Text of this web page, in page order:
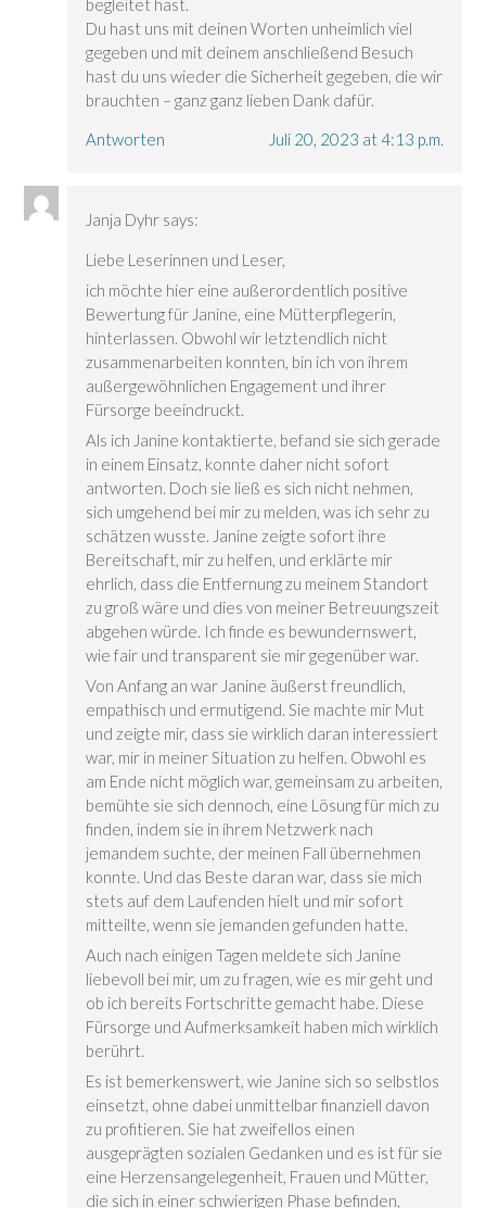
begleitet hast.
Du hast uns mit deinen Worten unheimlich viel
gegeben und mit deinem anschließend Besuch
hast du uns wieder die Sicherheit gegeben, die wir
brauchten – ganz ganz lieben Dank dafür.
Antworten
Juli 20, 2023 at 4:13 p.m.
Janja Dyhr says:
Liebe Leserinnen und Leser,
ich möchte hier eine außerordentlich positive
Bewertung für Janine, eine Mütterpflegerin,
hinterlassen. Obwohl wir letztendlich nicht
zusammenarbeiten konnten, bin ich von ihrem
außergewöhnlichen Engagement und ihrer
Fürsorge beeindruckt.
Als ich Janine kontaktierte, befand sie sich gerade
in einem Einsatz, konnte daher nicht sofort
antworten. Doch sie ließ es sich nicht nehmen,
sich umgehend bei mir zu melden, was ich sehr zu
schätzen wusste. Janine zeigte sofort ihre
Bereitschaft, mir zu helfen, und erklärte mir
ehrlich, dass die Entfernung zu meinem Standort
zu groß wäre und dies von meiner Betreuungszeit
abgehen würde. Ich finde es bewundernswert,
wie fair und transparent sie mir gegenüber war.
Von Anfang an war Janine äußerst freundlich,
empathisch und ermutigend. Sie machte mir Mut
und zeigte mir, dass sie wirklich daran interessiert
war, mir in meiner Situation zu helfen. Obwohl es
am Ende nicht möglich war, gemeinsam zu arbeiten,
bemühte sie sich dennoch, eine Lösung für mich zu
finden, indem sie in ihrem Netzwerk nach
jemandem suchte, der meinen Fall übernehmen
konnte. Und das Beste daran war, dass sie mich
stets auf dem Laufenden hielt und mir sofort
mitteilte, wenn sie jemanden gefunden hatte.
Auch nach einigen Tagen meldete sich Janine
liebevoll bei mir, um zu fragen, wie es mir geht und
ob ich bereits Fortschritte gemacht habe. Diese
Fürsorge und Aufmerksamkeit haben mich wirklich
berührt.
Es ist bemerkenswert, wie Janine sich so selbstlos
einsetzt, ohne dabei unmittelbar finanziell davon
zu profitieren. Sie hat zweifellos einen
ausgeprägten sozialen Gedanken und es ist für sie
eine Herzensangelegenheit, Frauen und Mütter,
die sich in einer schwierigen Phase befinden,